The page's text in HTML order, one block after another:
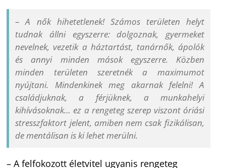
– A nők hihetetlenek! Számos területen helyt
tudnak állni egyszerre: dolgoznak, gyermeket
nevelnek, vezetik a háztartást, tanárnők, ápolók
és annyi minden mások egyszerre. Közben
minden területen szeretnék a maximumot
nyújtani. Mindenkinek meg akarnak felelni! A
családjuknak, a férjüknek, a munkahelyi
kihívásoknak… ez a rengeteg szerep viszont óriási
stresszfaktort jelent, amiben nem csak fizikálisan,
de mentálisan is ki lehet merülni.
– A felfokozott életvitel ugyanis rengeteg